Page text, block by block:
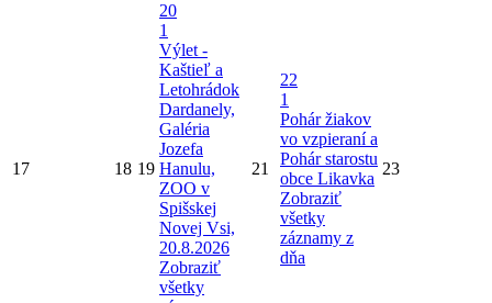
17 18 19
20
1
Výlet -
Kaštieľ a
Letohrádok
Dardanely,
Galéria
Jozefa
Hanulu,
ZOO v
Spišskej
Novej Vsi,
20.8.2026
Zobraziť
všetky
21
22
1
Pohár žiakov
vo vzpieraní a
Pohár starostu
obce Likavka
Zobraziť
všetky
záznamy z
dňa
23